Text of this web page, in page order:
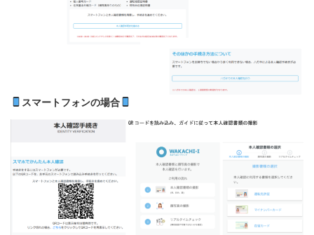
スマートフォンの場合